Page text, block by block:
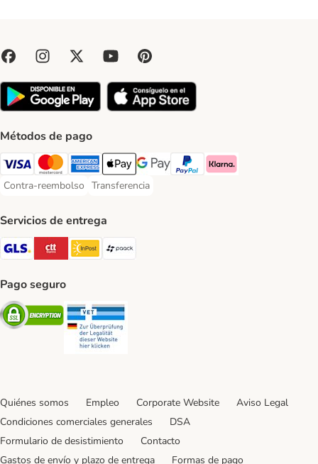
Métodos de pago
Visa Payment Method
Mastercard Payment Method
American Express Payment Method
Apple Pay Payment Method
Google Pay Payment Method
PayPal Payment Method
Klarna Payment Method
Contra-reembolso
Contra-reembolso Payment Method
Transferencia
Transferencia Payment Method
Servicios de entrega
GLS Shipping Method
CTTExpress Shipping Method
InPost Shipping Method
paack Shipping Method
Pago seguro
Security
Quiénes somos Empleo Corporate Website
Aviso Legal
Condiciones comerciales generales
DSA
Formulario de desistimiento
Contacto
Gastos de envío y plazo de entrega
Formas de pago